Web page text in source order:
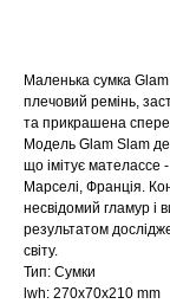
Маленька сумка
плечовий ремінь,
та прикрашена
Модель Glam Slam
що імітує мателассе
Марселі, Франція.
несвідомий гламур і
результатом
світу.
Тип: Сумки
lwh: 270x70x210 mm